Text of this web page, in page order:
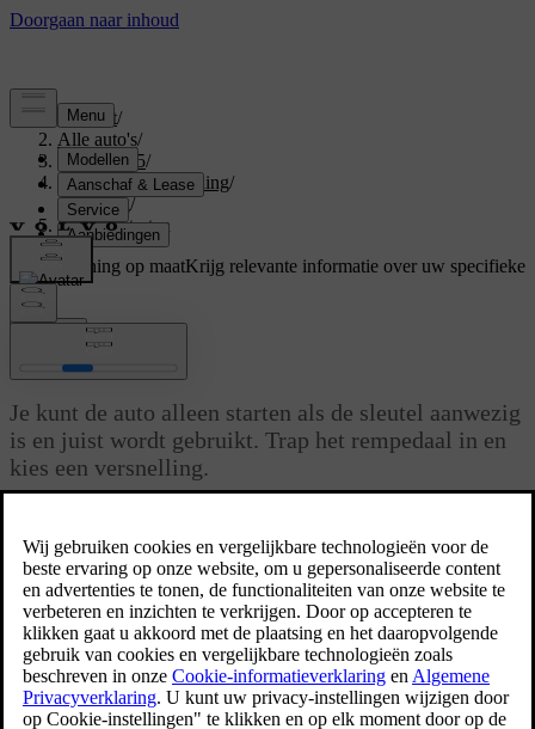
Support/
Alle auto's/
EX40 2025/
Gebruikershandleiding/
Driving/
De auto starten
Ondersteuning op maatKrijg relevante informatie over uw specifieke
auto.
De auto starten
Je kunt de auto alleen starten als de sleutel aanwezig
is en juist wordt gebruikt. Trap het rempedaal in en
kies een versnelling.
sleutel je gebruikt. Na het ontgrendelen start de auto geleidelijk op.
Veel functies, zoals het klimaatsysteem, kun je gebruiken zodra je in
de auto zit.
Als je de auto wilt starten, druk het rempedaal in en selecteer een
rijstand. Als je een sleutelkaart of een lege sleutel met
afstandsbediening gebruikt, moet je deze op de kaartlezer leggen.